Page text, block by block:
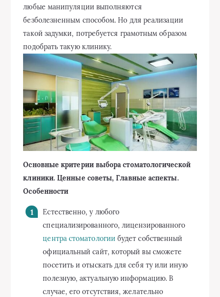
любые манипуляции выполняются
безболезненным способом. Но для реализации
такой задумки, потребуется грамотным образом
подобрать такую клинику.
Основные критерии выбора стоматологической
клиники. Ценные советы, Главные аспекты.
Особенности
Естественно, у любого
специализированного, лицензированного
центра стоматологии будет собственный
официальный сайт, который вы сможете
посетить и отыскать для себя ту или иную
полезную, актуальную информацию. В
случае, его отсутствия, желательно